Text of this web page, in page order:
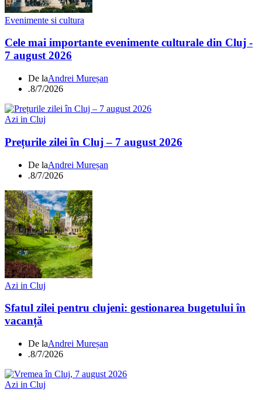
Evenimente si cultura
Cele mai importante evenimente culturale din Cluj -
7 august 2026
De laAndrei Mureșan
.8/7/2026
Azi in Cluj
Prețurile zilei în Cluj – 7 august 2026
De laAndrei Mureșan
.8/7/2026
Azi in Cluj
Sfatul zilei pentru clujeni: gestionarea bugetului în
vacanță
De laAndrei Mureșan
.8/7/2026
Azi in Cluj